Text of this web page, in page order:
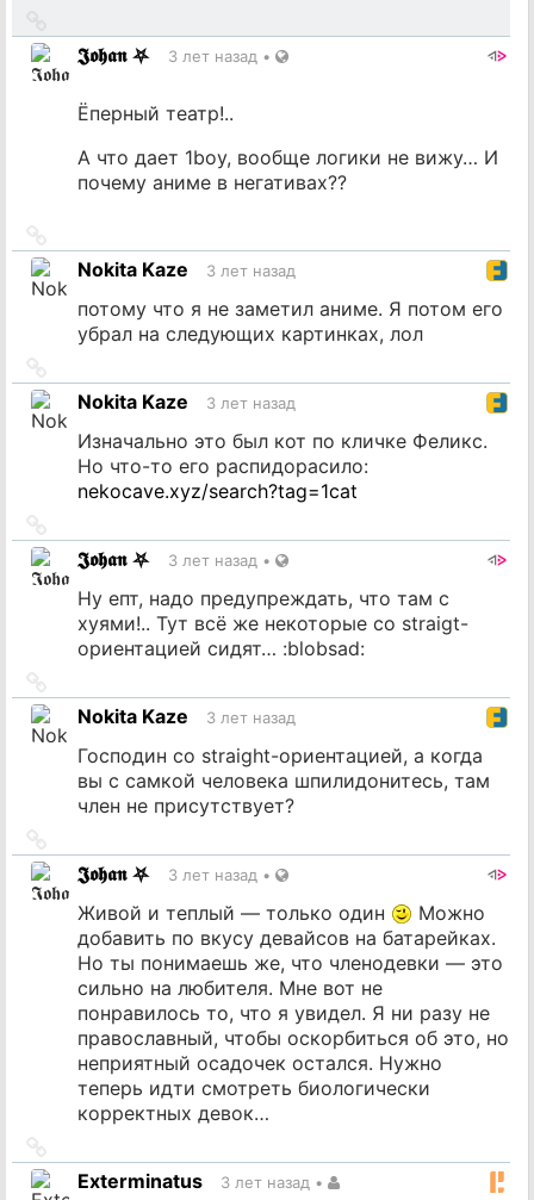
на
источник
𝕵𝖔𝖍𝖆𝖓 ⛧ 3 лет назад •
Ёперный театр!..
А что дает 1boy, вообще логики не вижу… И
почему аниме в негативах??
на
источник
Nokita Kaze 3 лет назад
потому что я не заметил аниме. Я потом его
убрал на следующих картинках, лол
на
источник
Nokita Kaze 3 лет назад
Изначально это был кот по кличке Феликс.
Но что-то его распидорасило:
nekocave.xyz/search?tag=1cat
на
источник
𝕵𝖔𝖍𝖆𝖓 ⛧ 3 лет назад •
Ну епт, надо предупреждать, что там с
хуями!.. Тут всё же некоторые со straigt-
ориентацией сидят… :blobsad:
на
источник
Nokita Kaze 3 лет назад
Господин со straight-ориентацией, а когда
вы с самкой человека шпилидонитесь, там
член не присутствует?
на
источник
𝕵𝖔𝖍𝖆𝖓 ⛧ 3 лет назад •
Живой и теплый — только один
Можно
добавить по вкусу девайсов на батарейках.
Но ты понимаешь же, что членодевки — это
сильно на любителя. Мне вот не
понравилось то, что я увидел. Я ни разу не
православный, чтобы оскорбиться об это, но
неприятный осадочек остался. Нужно
теперь идти смотреть биологически
корректных девок…
на
источник
Exterminatus 3 лет назад •